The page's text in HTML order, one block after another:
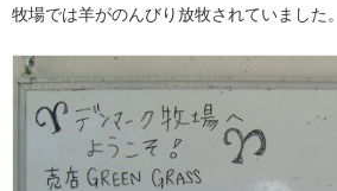
牧場では羊がのんびり放牧されていました。